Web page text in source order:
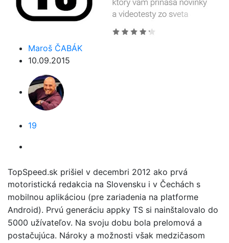
Maroš ČABÁK
10.09.2015
19
TopSpeed.sk prišiel v decembri 2012 ako prvá
motoristická redakcia na Slovensku i v Čechách s
mobilnou aplikáciou (pre zariadenia na platforme
Android). Prvú generáciu appky TS si nainštalovalo do
5000 užívateľov. Na svoju dobu bola prelomová a
postačujúca. Nároky a možnosti však medzičasom